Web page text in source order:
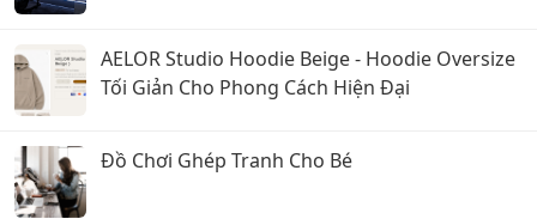
AELOR Studio Hoodie Beige - Hoodie Oversize
Tối Giản Cho Phong Cách Hiện Đại
Đồ Chơi Ghép Tranh Cho Bé